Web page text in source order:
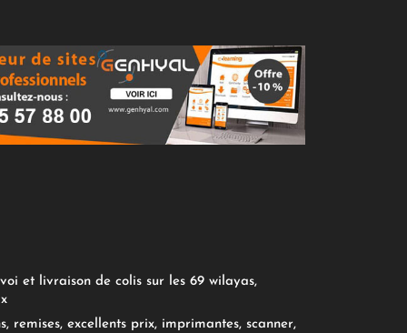
et livraison de colis sur les 69 wilayas,
remises, excellents prix, imprimantes, scanner,